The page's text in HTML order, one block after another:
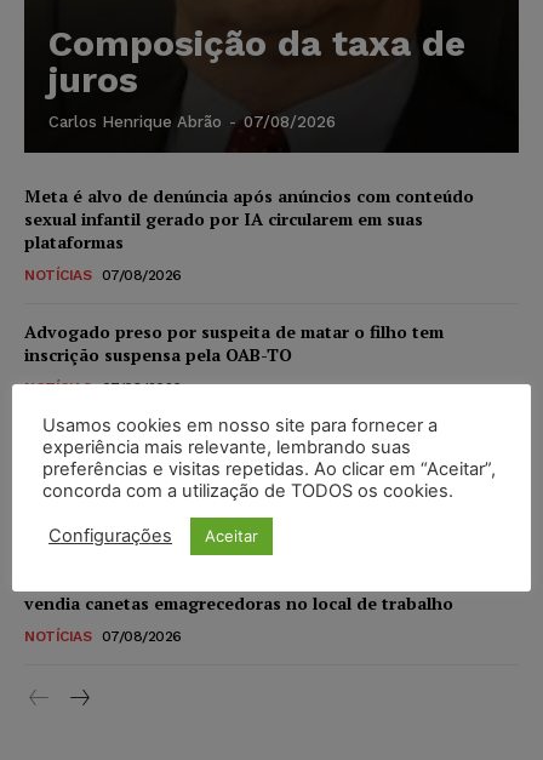
Composição da taxa de
juros
Carlos Henrique Abrão - 07/08/2026
Meta é alvo de denúncia após anúncios com conteúdo
sexual infantil gerado por IA circularem em suas
plataformas
NOTÍCIAS 07/08/2026
Advogado preso por suspeita de matar o filho tem
inscrição suspensa pela OAB-TO
NOTÍCIAS 07/08/2026
STF amplia isenção de IBS e CBS na compra de veículos
novos para pessoas com deficiência e autistas de todos os
níveis
vendia canetas emagrecedoras no local de trabalho
NOTÍCIAS 07/08/2026
Usamos cookies em nosso site para fornecer a
experiência mais relevante, lembrando suas
preferências e visitas repetidas. Ao clicar em “Aceitar”,
concorda com a utilização de TODOS os cookies.
Configurações Aceitar